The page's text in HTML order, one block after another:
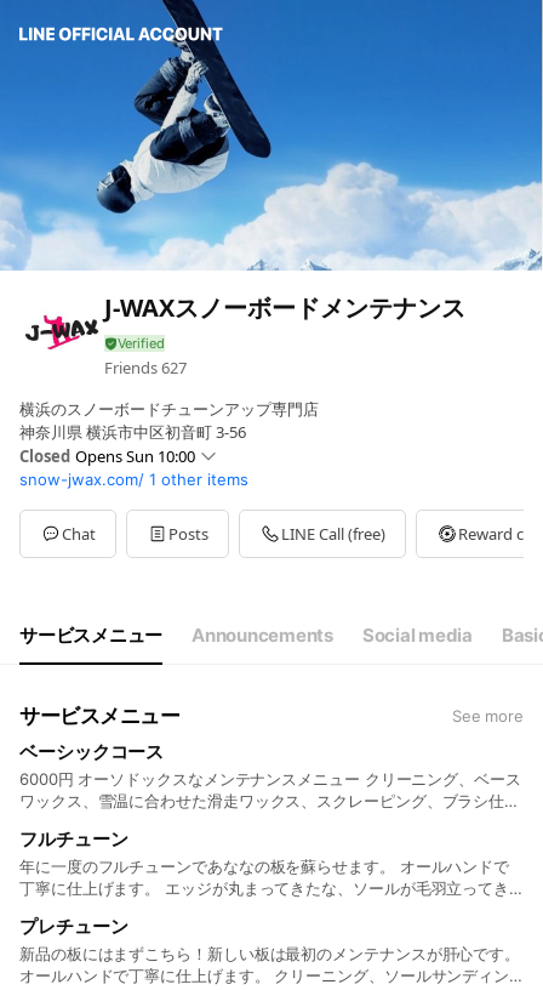
J-WAXスノーボードメンテナンス
Friends627
横浜のスノーボードチューンアップ専門店
神奈川県 横浜市中区初音町 3-56
Closed Opens Sun 10:00
Sun10:00 - 19:00
Mon10:00 - 19:00
Tue10:00 - 19:00
Wed10:00 - 19:00
Sat
10:00 - 19:00
snow-jwax.com/ 1 other items
Chat Posts LINE Call (free) Reward
サービスメニュー Announcements Social media
サービスメニュー See more
ベーシックコース
6000円 オーソドックスなメンテナンスメニュー クリーニング、ベース
ワックス、雪温に合わせた滑走ワックス、スクレーピング、ブラシ仕上
フルチューン
年に一度のフルチューンであななの板を蘇らせます。 オールハンドで
丁寧に仕上げます。 エッジが丸まってきたな、ソールが毛羽立ってき
ディング、エッジ調整&研磨、ベースワックス✖️2、雪温に合わせた滑
走ワックス、スクレーピング、ブラシ仕上げ
プレチューン
新品の板にはまずこちら！新しい板は最初のメンテナンスが肝心です。
オールハンドで丁寧に仕上げます。 クリーニング、ソールサンディン